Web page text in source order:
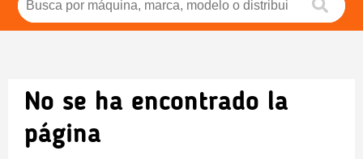
No se ha encontrado la
página